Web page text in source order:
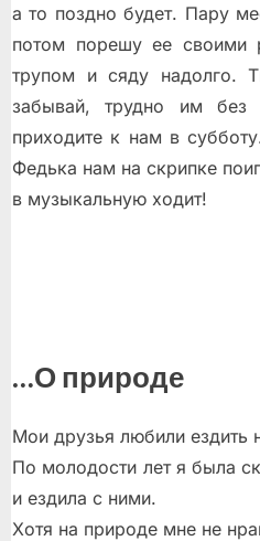
а то поздно будет. Пару
потом порешу ее своими
трупом и сяду надолго.
забывай, трудно им без
приходите к нам в
Федька нам на скрипке
в музыкальную ходит!
…О природе
Мои друзья любили ездить
По молодости лет я была
и ездила с ними.
Хотя на природе мне не